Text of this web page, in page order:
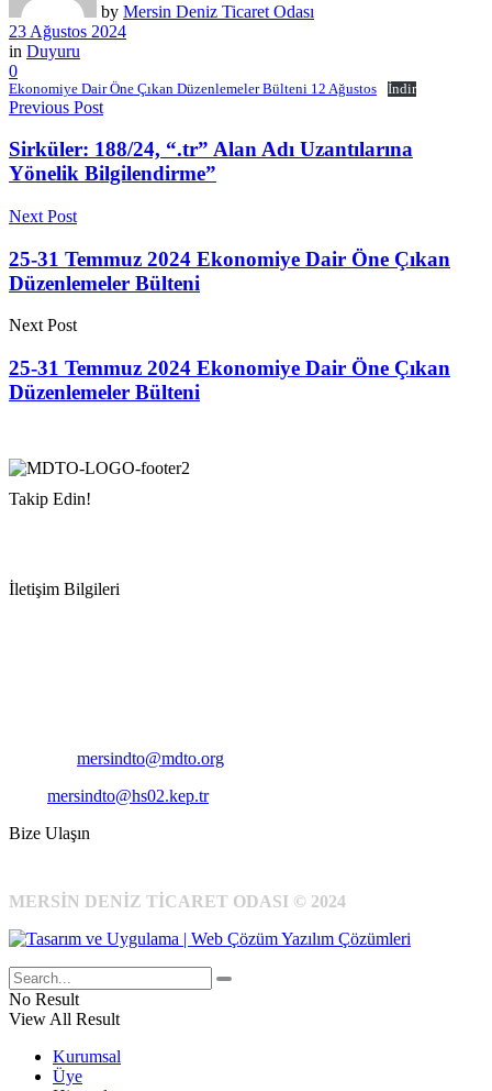
by Mersin Deniz Ticaret Odası
23 Ağustos 2024
in Duyuru
0
Ekonomiye Dair Öne Çıkan Düzenlemeler Bülteni 12 Ağustos İndir
Previous Post
Sirküler: 188/24, “.tr” Alan Adı Uzantılarına
Yönelik Bilgilendirme”
Next Post
25-31 Temmuz 2024 Ekonomiye Dair Öne Çıkan
Düzenlemeler Bülteni
Next Post
25-31 Temmuz 2024 Ekonomiye Dair Öne Çıkan
Düzenlemeler Bülteni
Takip Edin!
İletişim Bilgileri
mersindto@mdto.org
mersindto@hs02.kep.tr
Bize Ulaşın
MERSİN DENİZ TİCARET ODASI © 2024
No Result
View All Result
Kurumsal
Üye